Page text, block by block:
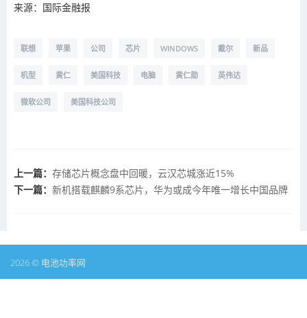
来源：国际金融报
联想 苹果 公司 芯片 WINDOWS 戴尔 新品
机型 黄仁 美国科技 电脑 黄仁勋 英伟达
微软公司 美国科技公司
上一篇： 存储芯片概念盘中回暖，云汉芯城涨近15%
下一篇： 新机搭载麒麟9系芯片，华为或成今年唯一增长中国品牌
2026 © 电池功率网